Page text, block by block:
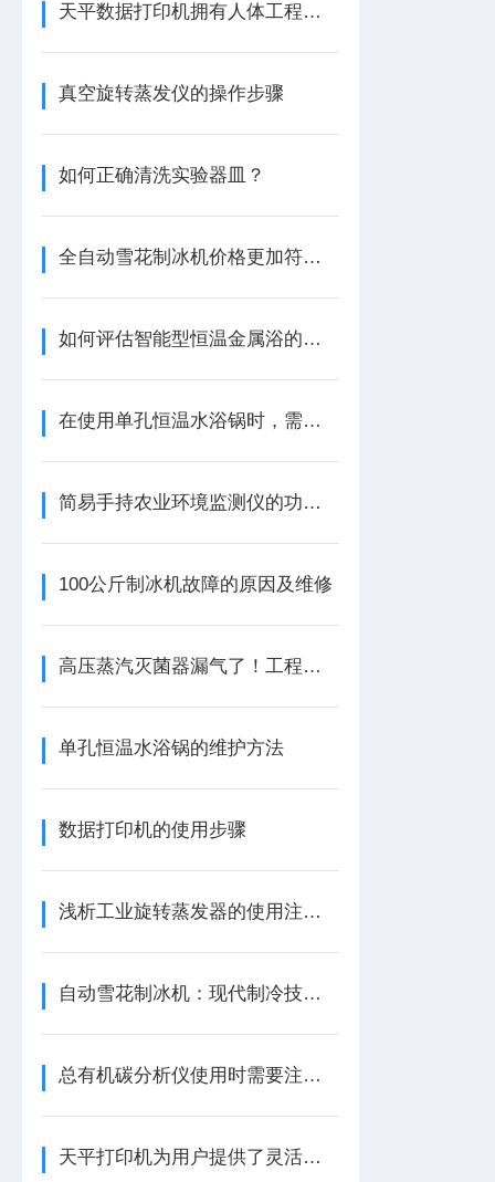
天平数据打印机拥有人体工程学设计
真空旋转蒸发仪的操作步骤
如何正确清洗实验器皿？
全自动雪花制冰机价格更加符合客观实际
如何评估智能型恒温金属浴的温度稳定性？
在使用单孔恒温水浴锅时，需要注意以下几点
简易手持农业环境监测仪的功能特点
100公斤制冰机故障的原因及维修
高压蒸汽灭菌器漏气了！工程师教你修
单孔恒温水浴锅的维护方法
数据打印机的使用步骤
浅析工业旋转蒸发器的使用注意事项
自动雪花制冰机：现代制冷技术的创新应用
总有机碳分析仪使用时需要注意哪几点？
天平打印机为用户提供了灵活而广阔的选择空间